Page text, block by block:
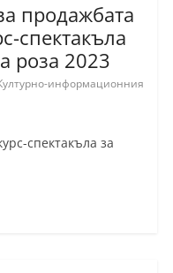
продажбата
спектакъла
роза 2023
информационния
спектакъла за